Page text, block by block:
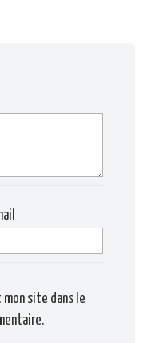
mon site dans le